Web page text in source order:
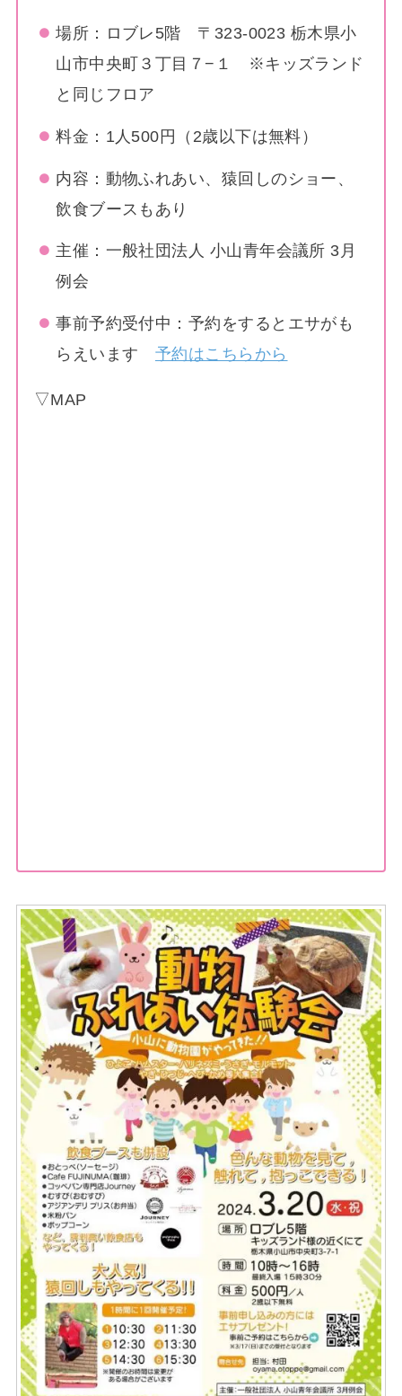
場所：ロブレ5階 〒323-0023 栃木県小
山市中央町３丁目７−１ ※キッズランド
と同じフロア
料金：1人500円（2歳以下は無料）
内容：動物ふれあい、猿回しのショー、
飲食ブースもあり
主催：一般社団法人 小山青年会議所 3月
例会
事前予約受付中：予約をするとエサがも
らえいます 予約はこちらから
▽MAP